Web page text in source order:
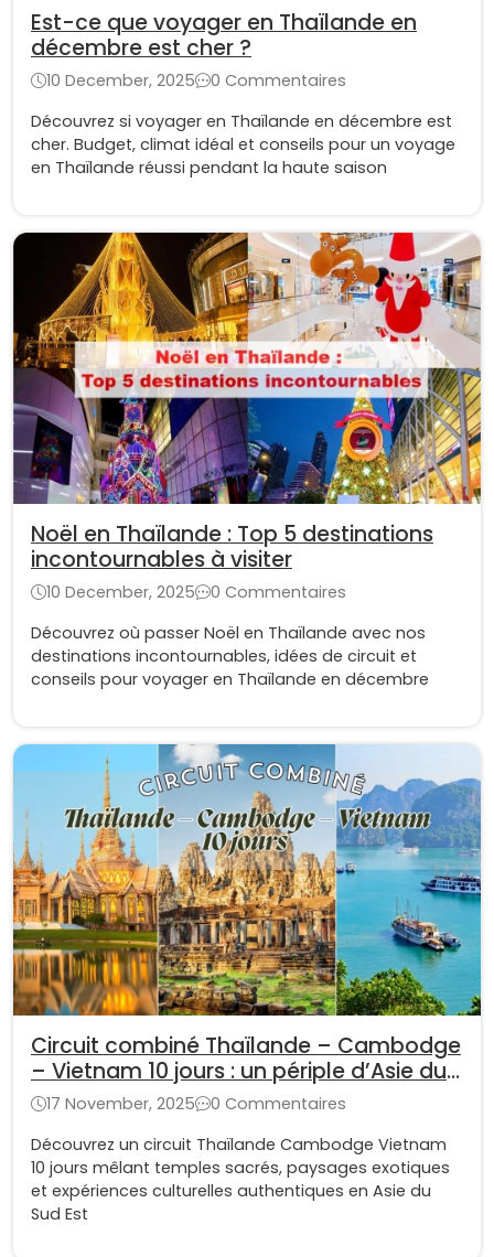
Est-ce que voyager en Thaïlande en
décembre est cher ?
10 December, 2025
0 Commentaires
Découvrez si voyager en Thaïlande en décembre est
cher. Budget, climat idéal et conseils pour un voyage
en Thaïlande réussi pendant la haute saison
Noël en Thaïlande : Top 5 destinations
incontournables à visiter
10 December, 2025
0 Commentaires
Découvrez où passer Noël en Thaïlande avec nos
destinations incontournables, idées de circuit et
conseils pour voyager en Thaïlande en décembre
Circuit combiné Thaïlande – Cambodge
– Vietnam 10 jours : un périple d’Asie du
Sud-Est
17 November, 2025
0 Commentaires
Découvrez un circuit Thaïlande Cambodge Vietnam
10 jours mêlant temples sacrés, paysages exotiques
et expériences culturelles authentiques en Asie du
Sud Est